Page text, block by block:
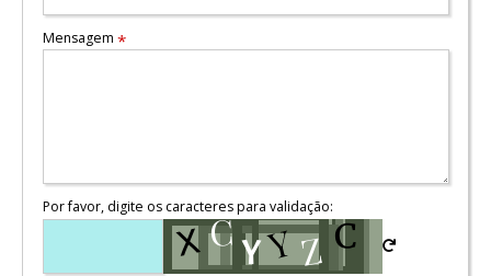
Mensagem *
Por favor, digite os caracteres para validação: